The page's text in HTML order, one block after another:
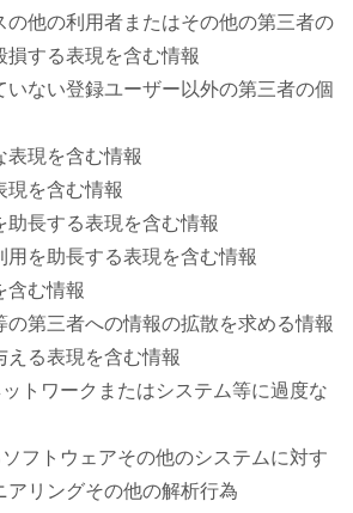
の他の利用者またはその他の第三者の
損する表現を含む情報
いない登録ユーザー以外の第三者の個
表現を含む情報
現を含む情報
助長する表現を含む情報
用を助長する表現を含む情報
含む情報
の第三者への情報の拡散を求める情報
える表現を含む情報
トワークまたはシステム等に過度な
フトウェアその他のシステムに対す
アリングその他の解析行為